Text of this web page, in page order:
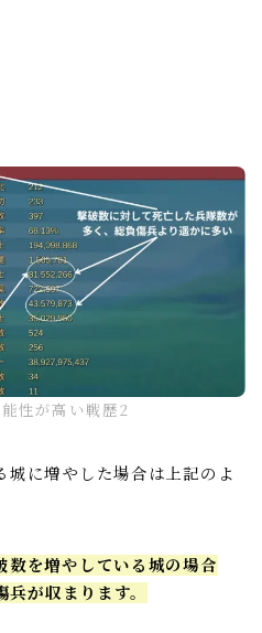
性が高い戦歴2
に増やした場合は上記のよ
数を増やしている城の場合
が収まります。